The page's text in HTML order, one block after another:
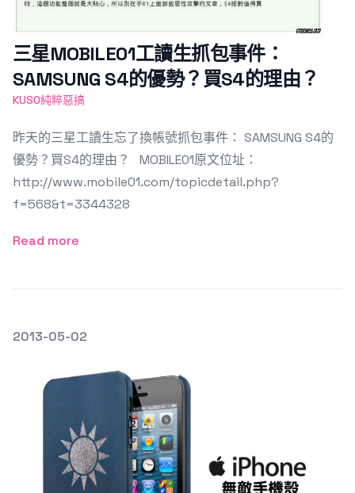
三星MOBILE01工讀生抓包事件：
SAMSUNG S4的優勢？買S4的理由？
KUSO純粹惡搞
昨天的三星工讀生忘了換帳號抓包事件： SAMSUNG S4的
優勢？買S4的理由？ MOBILE01原文位址：
http://www.mobile01.com/topicdetail.php?
f=568&t=3344328
Read more
發文於
2013-05-02